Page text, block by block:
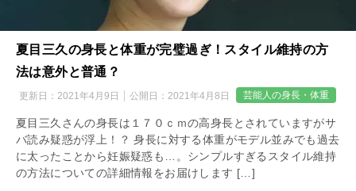
夏目三久の身長と体重が完璧過ぎ！スタイル維持の方
法は意外と普通？
更新日： 2021年4月9日 公開日： 2021年4月8日 芸能人の身長・体重
夏目三久さんの身長は１７０ｃｍの高身長とされていますがサ
バ読み疑惑が浮上！？ 身長に対する体重がモデル並みでも過去
に太ったことから妊娠疑惑も…。シンプルすぎるスタイル維持
の方法についての詳細情報をお届けします […]